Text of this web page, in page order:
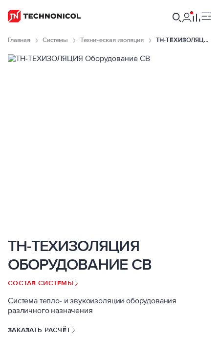
Главная Системы Техническая изоляция ТН-ТЕХИЗОЛЯЦИЯ Оборудование СВ null
ТН-ТЕХИЗОЛЯЦИЯ
ОБОРУДОВАНИЕ СВ
СОСТАВ СИСТЕМЫ
Система тепло- и звукоизоляции оборудования
различного назначения
ЗАКАЗАТЬ РАСЧЁТ